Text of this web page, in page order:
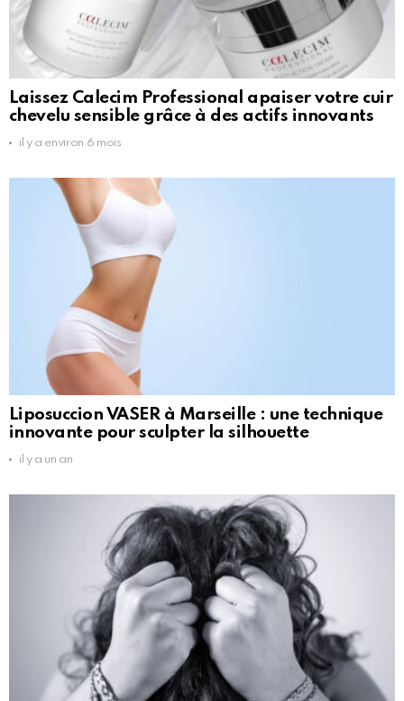
Laissez Calecim Professional apaiser votre cuir
chevelu sensible grâce à des actifs innovants
il y a environ 6 mois
Liposuccion VASER à Marseille : une technique
innovante pour sculpter la silhouette
il y a un an